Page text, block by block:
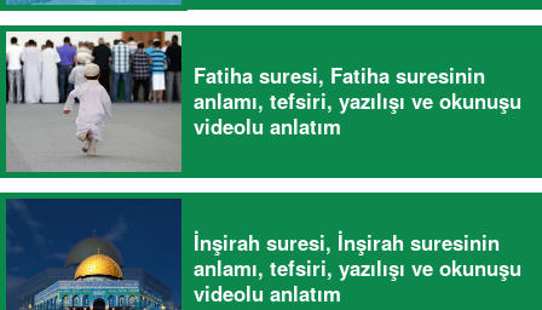
Fatiha suresi, Fatiha suresinin
anlamı, tefsiri, yazılışı ve okunuşu
videolu anlatım
İnşirah suresi, İnşirah suresinin
anlamı, tefsiri, yazılışı ve okunuşu
videolu anlatım